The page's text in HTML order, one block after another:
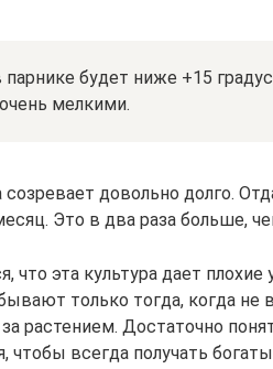
будет ниже +15
мелкими.
созревает довольно долго.
Это в два раза больше,
что эта культура дает
только тогда, когда
растением. Достаточно
чтобы всегда получать